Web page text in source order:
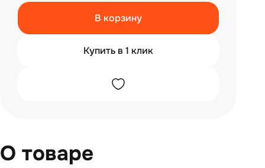
В корзину
Купить в 1 клик
О товаре